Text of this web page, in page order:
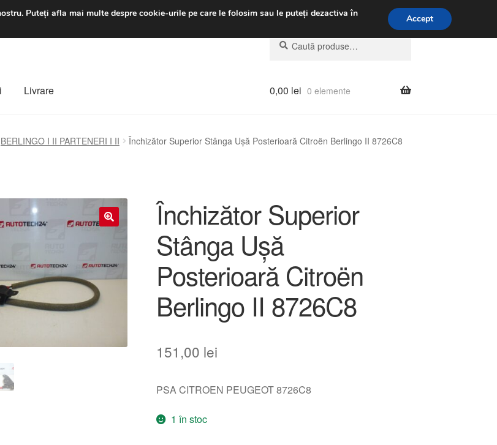
luni-vineri 9 a.m. - 4 p.m.031 229 6816
Caută
după:
Caută
Livrare 0,00 lei 0 elemente
BERLINGO I II PARTENERI I II Închizător Superior Stânga Ușă Posterioară Citroën Berlingo II 8726C8
Închizător Superior
Stânga Ușă
Posterioară Citroën
Berlingo II 8726C8
151,00 lei
PSA CITROEN PEUGEOT 8726C8
1 în stoc
Puteți afla mai multe despre cookie-urile pe care le folosim sau le puteți dezactiva în
Accept